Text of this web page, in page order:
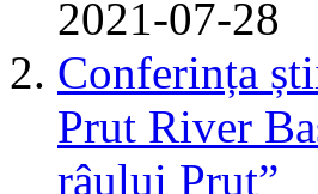
2021-07-28
Conferința
Prut River
râului Prut”